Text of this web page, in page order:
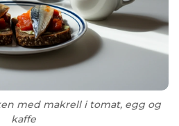
med makrell i tomat, egg og
kaffe